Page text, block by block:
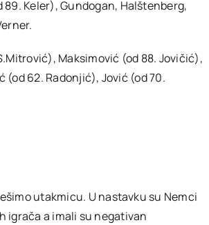
89. Keler), Gundogan, Halštenberg,
Maksimović (od 88. Jovičić),
(od 62. Radonjić), Jović (od 70.
utakmicu. U nastavku su Nemci
igrača a imali su negativan